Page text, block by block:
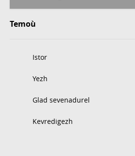
Temoù
Istor
Yezh
Glad sevenadurel
Kevredigezh